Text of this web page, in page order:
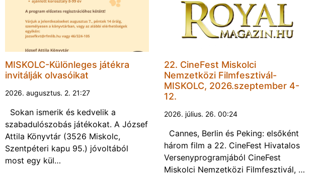
MISKOLC-Különleges játékra
invitálják olvasóikat
2026. augusztus. 2. 21:27
Sokan ismerik és kedvelik a
szabadulószobás játékokat. A József
Attila Könyvtár (3526 Miskolc,
Szentpéteri kapu 95.) jóvoltából
most egy kül…
22. CineFest Miskolci
Nemzetközi Filmfesztivál-
MISKOLC, 2026.szeptember 4-
12.
2026. július. 26. 00:24
Cannes, Berlin és Peking: elsőként
három film a 22. CineFest Hivatalos
Versenyprogramjából CineFest
Miskolci Nemzetközi Filmfesztivál, …